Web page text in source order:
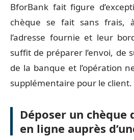
BforBank fait figure
chèque se fait sans frais,
l’adresse fournie et leur
suffit de préparer l’envoi, de
de la banque et l’opération
supplémentaire pour le client.
Déposer un chèque
en ligne auprès